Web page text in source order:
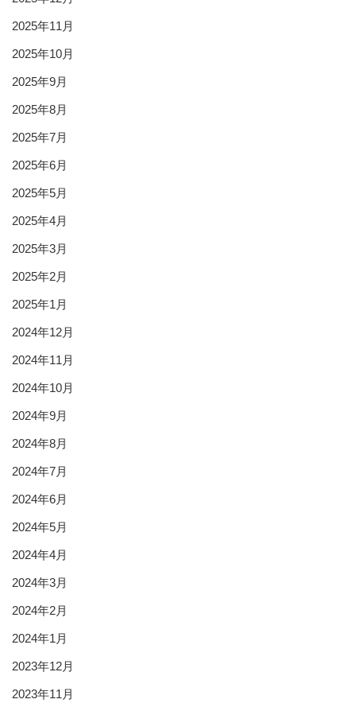
2025年11月
2025年10月
2025年9月
2025年8月
2025年7月
2025年6月
2025年5月
2025年4月
2025年3月
2025年2月
2025年1月
2024年12月
2024年11月
2024年10月
2024年9月
2024年8月
2024年7月
2024年6月
2024年5月
2024年4月
2024年3月
2024年2月
2024年1月
2023年12月
2023年11月